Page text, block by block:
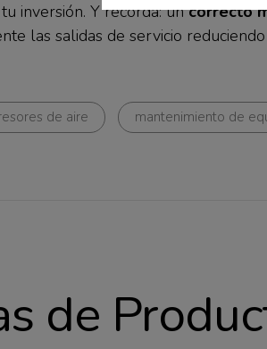
inversión. Y recordá: uncorrecto
las salidas de servicio
de aire mantenimiento de
de